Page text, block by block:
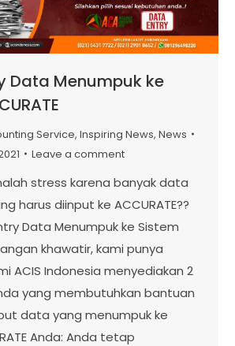
Data Menumpuk ke
Service, Inspiring News, News
Leave a comment
stress karena banyak data
harus diinput ke ACCURATE??
Data Menumpuk ke Sistem
khawatir, kami punya
ACIS Indonesia menyediakan 2
yang membutuhkan bantuan
data yang menumpuk ke
Anda: Anda tetap